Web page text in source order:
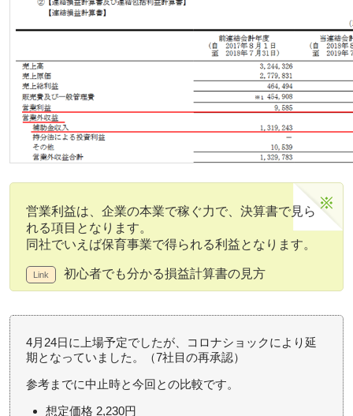
営業利益は、企業の本業で稼ぐ力で、決算書で見ら
れる項目となります。
同社でいえば保育事業で得られる利益となります。
初心者でも分かる損益計算書の見方
4月24日に上場予定でしたが、コロナショックにより延
期となっていました。（7社目の再承認）
参考までに中止時と今回との比較です。
想定価格 2,230円